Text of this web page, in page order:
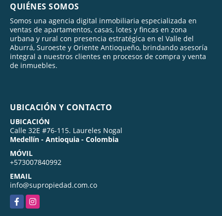
QUIÉNES SOMOS
Somos una agencia digital inmobiliaria especializada en
ventas de apartamentos, casas, lotes y fincas en zona
urbana y rural con presencia estratégica en el Valle del
Aburrá, Suroeste y Oriente Antioqueño, brindando asesoría
integral a nuestros clientes en procesos de compra y venta
de inmuebles.
UBICACIÓN Y CONTACTO
UBICACIÓN
Calle 32E #76-115. Laureles Nogal
Medellín - Antioquia - Colombia
MÓVIL
+573007840992
EMAIL
info@supropiedad.com.co
FacebookInstagram